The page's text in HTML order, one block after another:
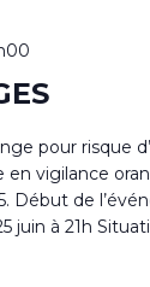
pour risque
vigilance
Début de
juin à 21h